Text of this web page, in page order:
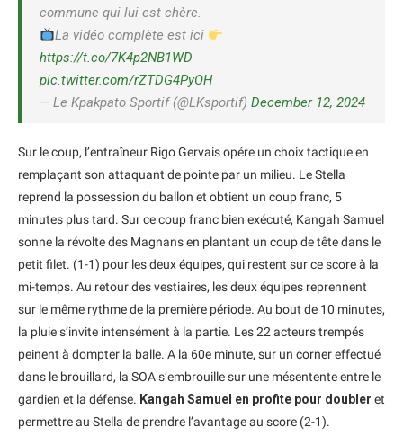
commune qui lui est chère.
La vidéo complète est ici
https://t.co/7K4p2NB1WD
pic.twitter.com/rZTDG4PyOH
— Le Kpakpato Sportif (@LKsportif) December 12, 2024
Sur le coup, l’entraîneur Rigo Gervais opére un choix tactique en
remplaçant son attaquant de pointe par un milieu. Le Stella
reprend la possession du ballon et obtient un coup franc, 5
minutes plus tard. Sur ce coup franc bien exécuté, Kangah Samuel
sonne la révolte des Magnans en plantant un coup de tête dans le
petit filet. (1-1) pour les deux équipes, qui restent sur ce score à la
mi-temps. Au retour des vestiaires, les deux équipes reprennent
sur le même rythme de la première période. Au bout de 10 minutes,
la pluie s’invite intensément à la partie. Les 22 acteurs trempés
peinent à dompter la balle. A la 60e minute, sur un corner effectué
dans le brouillard, la SOA s’embrouille sur une mésentente entre le
gardien et la défense. Kangah Samuel en profite pour doubler et
permettre au Stella de prendre l’avantage au score (2-1).